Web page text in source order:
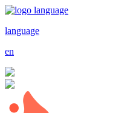
language
en